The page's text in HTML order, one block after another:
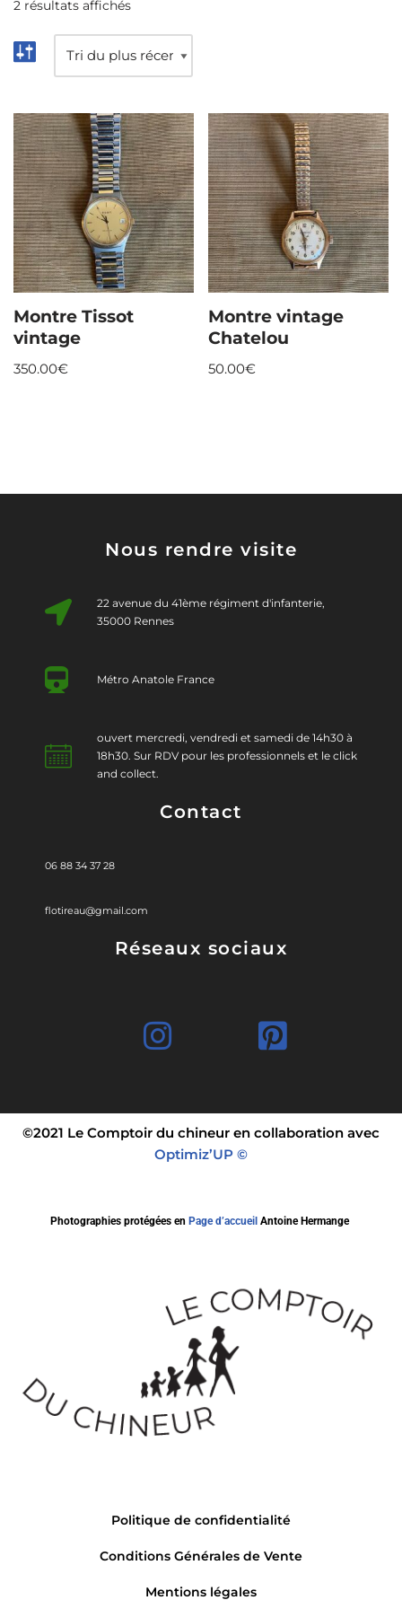
2 résultats affichés
Montre Tissot
vintage
350.00€
Montre vintage
Chatelou
50.00€
Nous rendre visite
22 avenue du 41ème régiment d'infanterie,
35000 Rennes
Métro Anatole France
ouvert mercredi, vendredi et samedi de 14h30 à
18h30. Sur RDV pour les professionnels et le click
and collect.
Contact
06 88 34 37 28
flotireau@gmail.com
Réseaux sociaux
©2021 Le Comptoir du chineur en collaboration avec
Optimiz’UP ©
Photographies protégées en Page d’accueil Antoine Hermange
Politique de confidentialité
Conditions Générales de Vente
Mentions légales